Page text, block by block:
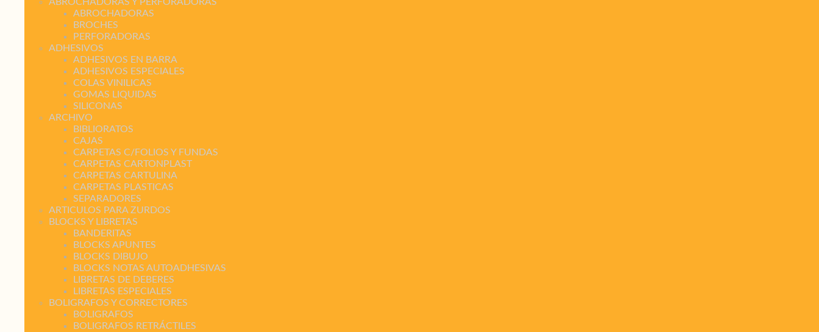
ABROCHADORAS
BROCHES
PERFORADORAS
ADHESIVOS
ADHESIVOS EN BARRA
ADHESIVOS ESPECIALES
COLAS VINILICAS
GOMAS LIQUIDAS
SILICONAS
ARCHIVO
BIBLIORATOS
CAJAS
CARPETAS C/FOLIOS Y FUNDAS
CARPETAS CARTONPLAST
CARPETAS CARTULINA
CARPETAS PLASTICAS
SEPARADORES
ARTICULOS PARA ZURDOS
BLOCKS Y LIBRETAS
BANDERITAS
BLOCKS APUNTES
BLOCKS DIBUJO
BLOCKS NOTAS AUTOADHESIVAS
LIBRETAS DE DEBERES
LIBRETAS ESPECIALES
BOLIGRAFOS Y CORRECTORES
BOLIGRAFOS
BOLIGRAFOS RETRÁCTILES